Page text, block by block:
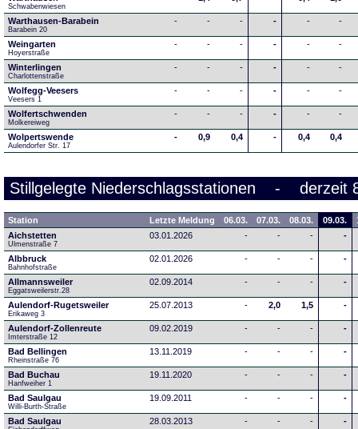
Schwabenwiesen
Warthausen-Barabein
Barabein 20
- - - - - -
Weingarten
Hoyerstraße
- - - - - -
Winterlingen
Charlottenstraße
- - - - - -
Wolfegg-Veesers
Veesers 1
- - - - - -
Wolfertschwenden
Molkereiweg
- - - - - -
Wolpertswende
Aulendorfer Str. 17
- 0,9 0,4 - 0,4 0,4
Stillgelegte Niederschlagsstationen - derzeit
Station Letzte Meldung 06.03. 07.03. 08.03. 09.03.
Aichstetten
Ulmenstraße 7
03.01.2026 - - - -
Albbruck
Bahnhofstraße
02.01.2026 - - - -
Allmannsweiler
Eggatsweilerstr.28
02.09.2014 - - - -
Aulendorf-Rugetsweiler
Erikaweg 3
25.07.2013 - 2,0 1,5 -
Aulendorf-Zollenreute
Imterstraße 12
09.02.2019 - - - -
Bad Bellingen
Rheinstraße 76
13.11.2019 - - - -
Bad Buchau
Hanfweiher 1
19.11.2020 - - - -
Bad Saulgau
Willi-Burth-Straße
19.09.2011 - - - -
Bad Saulgau 28.03.2013 - - - -